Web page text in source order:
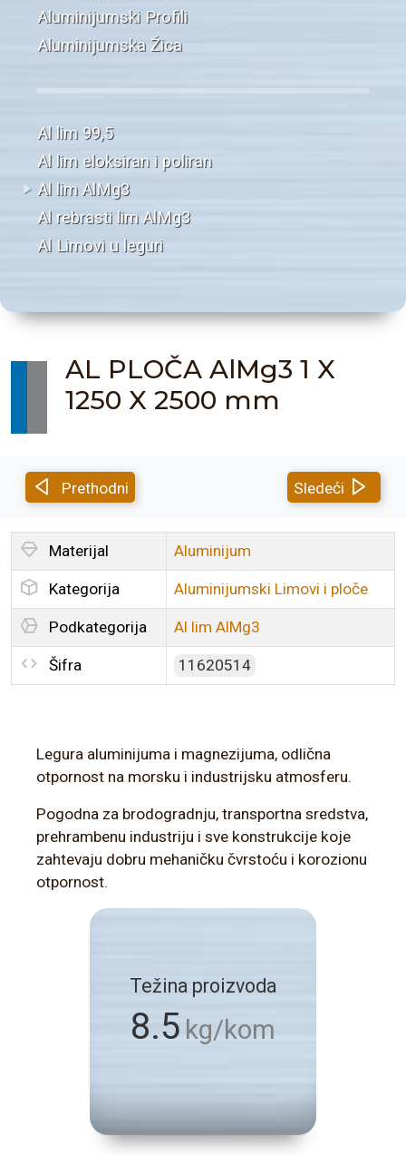
Aluminijumski Profili
Aluminijumska Žica
Al lim 99,5
Al lim eloksiran i poliran
Al lim AlMg3
Al rebrasti lim AlMg3
Al Limovi u leguri
AL PLOČA AlMg3 1 X
1250 X 2500 mm
Prethodni Sledeći
Materijal Aluminijum
Kategorija Aluminijumski Limovi i ploče
Podkategorija Al lim AlMg3
Šifra 11620514
Legura aluminijuma i magnezijuma, odlična
otpornost na morsku i industrijsku atmosferu.
Pogodna za brodogradnju, transportna sredstva,
prehrambenu industriju i sve konstrukcije koje
zahtevaju dobru mehaničku čvrstoću i korozionu
otpornost.
Težina proizvoda
8.5 kg/kom